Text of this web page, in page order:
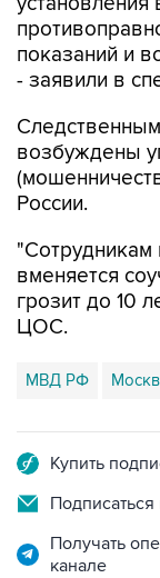
показаний и
- заявили в
возбуждены
России.
"Сотрудникам
вменяется
грозит до 10
ЦОС.
МВД РФ
Купить
Подписаться
Получать
канале